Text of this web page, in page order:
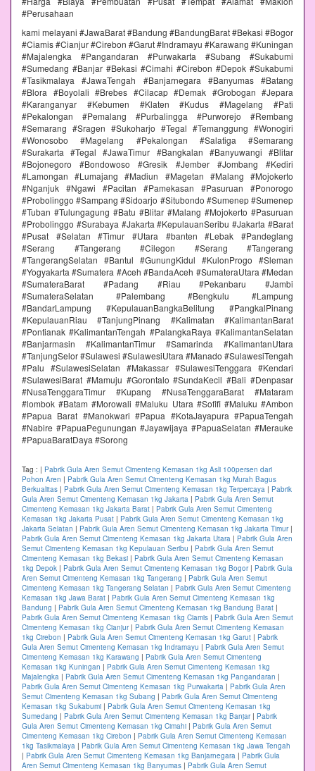
#Perusahaan
kami melayani #JawaBarat #Bandung #BandungBarat #Bekasi #Bogor
#Ciamis #Cianjur #Cirebon #Garut #Indramayu #Karawang #Kuningan
#Majalengka #Pangandaran #Purwakarta #Subang #Sukabumi
#Sumedang #Banjar #Bekasi #Cimahi #Cirebon #Depok #Sukabumi
#Tasikmalaya #JawaTengah #Banjarnegara #Banyumas #Batang
#Blora #Boyolali #Brebes #Cilacap #Demak #Grobogan #Jepara
#Karanganyar #Kebumen #Klaten #Kudus #Magelang #Pati
#Pekalongan #Pemalang #Purbalingga #Purworejo #Rembang
#Semarang #Sragen #Sukoharjo #Tegal #Temanggung #Wonogiri
#Wonosobo #Magelang #Pekalongan #Salatiga #Semarang
#Surakarta #Tegal #JawaTimur #Bangkalan #Banyuwangi #Blitar
#Bojonegoro #Bondowoso #Gresik #Jember #Jombang #Kediri
#Lamongan #Lumajang #Madiun #Magetan #Malang #Mojokerto
#Nganjuk #Ngawi #Pacitan #Pamekasan #Pasuruan #Ponorogo
#Probolinggo #Sampang #Sidoarjo #Situbondo #Sumenep #Sumenep
#Tuban #Tulungagung #Batu #Blitar #Malang #Mojokerto #Pasuruan
#Probolinggo #Surabaya #Jakarta #KepulauanSeribu #Jakarta #Barat
#Pusat #Selatan #Timur #Utara #banten #Lebak #Pandeglang
#Serang #Tangerang #Cilegon #Serang #Tangerang
#TangerangSelatan #Bantul #GunungKidul #KulonProgo #Sleman
#Yogyakarta #Sumatera #Aceh #BandaAceh #SumateraUtara #Medan
#SumateraBarat #Padang #Riau #Pekanbaru #Jambi
#SumateraSelatan #Palembang #Bengkulu #Lampung
#BandarLampung #KepulauanBangkaBelitung #PangkalPinang
#KepulauanRiau #TanjungPinang #Kalimatan #KalimantanBarat
#Pontianak #KalimantanTengah #PalangkaRaya #KalimantanSelatan
#Banjarmasin #KalimantanTimur #Samarinda #KalimantanUtara
#TanjungSelor #Sulawesi #SulawesiUtara #Manado #SulawesiTengah
#Palu #SulawesiSelatan #Makassar #SulawesiTenggara #Kendari
#SulawesiBarat #Mamuju #Gorontalo #SundaKecil #Bali #Denpasar
#NusaTenggaraTimur #Kupang #NusaTenggaraBarat #Mataram
#lombok #Batam #Morowali #Maluku Utara #Sofifi #Maluku #Ambon
#Papua Barat #Manokwari #Papua #KotaJayapura #PapuaTengah
#Nabire #PapuaPegunungan #Jayawijaya #PapuaSelatan #Merauke
#PapuaBaratDaya #Sorong
Tag : | Pabrik Gula Aren Semut Cimenteng Kemasan 1kg Asli 100persen dari
Pohon Aren | Pabrik Gula Aren Semut Cimenteng Kemasan 1kg Murah Bagus
Berkualitas | Pabrik Gula Aren Semut Cimenteng Kemasan 1kg Terpercaya | Pabrik
Gula Aren Semut Cimenteng Kemasan 1kg Jakarta | Pabrik Gula Aren Semut
Cimenteng Kemasan 1kg Jakarta Barat | Pabrik Gula Aren Semut Cimenteng
Kemasan 1kg Jakarta Pusat | Pabrik Gula Aren Semut Cimenteng Kemasan 1kg
Jakarta Selatan | Pabrik Gula Aren Semut Cimenteng Kemasan 1kg Jakarta Timur|
Pabrik Gula Aren Semut Cimenteng Kemasan 1kg Jakarta Utara | Pabrik Gula Aren
Semut Cimenteng Kemasan 1kg Kepulauan Seribu | Pabrik Gula Aren Semut
Cimenteng Kemasan 1kg Bekasi | Pabrik Gula Aren Semut Cimenteng Kemasan
1kg Depok | Pabrik Gula Aren Semut Cimenteng Kemasan 1kg Bogor| Pabrik Gula
Aren Semut Cimenteng Kemasan 1kg Tangerang | Pabrik Gula Aren Semut
Cimenteng Kemasan 1kg Tangerang Selatan | Pabrik Gula Aren Semut Cimenteng
Kemasan 1kg Jawa Barat | Pabrik Gula Aren Semut Cimenteng Kemasan 1kg
Bandung | Pabrik Gula Aren Semut Cimenteng Kemasan 1kg Bandung Barat |
Pabrik Gula Aren Semut Cimenteng Kemasan 1kg Ciamis | Pabrik Gula Aren Semut
Cimenteng Kemasan 1kg Cianjur| Pabrik Gula Aren Semut Cimenteng Kemasan
1kg Cirebon | Pabrik Gula Aren Semut Cimenteng Kemasan 1kg Garut | Pabrik
Gula Aren Semut Cimenteng Kemasan 1kg Indramayu | Pabrik Gula Aren Semut
Cimenteng Kemasan 1kg Karawang | Pabrik Gula Aren Semut Cimenteng
Kemasan 1kg Kuningan | Pabrik Gula Aren Semut Cimenteng Kemasan 1kg
Majalengka | Pabrik Gula Aren Semut Cimenteng Kemasan 1kg Pangandaran |
Pabrik Gula Aren Semut Cimenteng Kemasan 1kg Purwakarta | Pabrik Gula Aren
Semut Cimenteng Kemasan 1kg Subang | Pabrik Gula Aren Semut Cimenteng
Kemasan 1kg Sukabumi | Pabrik Gula Aren Semut Cimenteng Kemasan 1kg
Sumedang | Pabrik Gula Aren Semut Cimenteng Kemasan 1kg Banjar| Pabrik
Gula Aren Semut Cimenteng Kemasan 1kg Cimahi | Pabrik Gula Aren Semut
Cimenteng Kemasan 1kg Cirebon | Pabrik Gula Aren Semut Cimenteng Kemasan
1kg Tasikmalaya | Pabrik Gula Aren Semut Cimenteng Kemasan 1kg Jawa Tengah
| Pabrik Gula Aren Semut Cimenteng Kemasan 1kg Banjarnegara | Pabrik Gula
Aren Semut Cimenteng Kemasan 1kg Banyumas | Pabrik Gula Aren Semut